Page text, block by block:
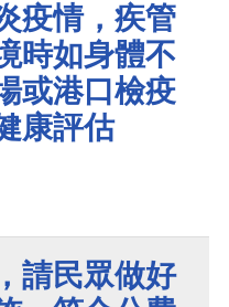
疫情，疾管
時如身體不
或港口檢疫
康評估
請民眾做好